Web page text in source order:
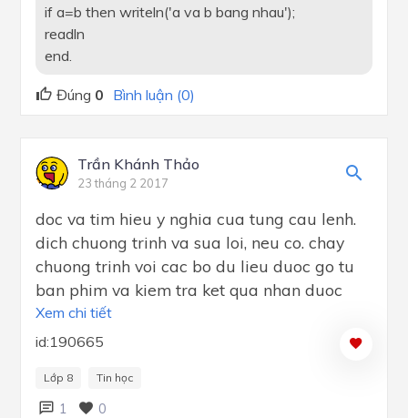
if a=b then writeln('a va b bang nhau');
readln
end.
Đúng 0 Bình luận (0)
Trần Khánh Thảo
23 tháng 2 2017
doc va tim hieu y nghia cua tung cau lenh.
dich chuong trinh va sua loi, neu co. chay
chuong trinh voi cac bo du lieu duoc go tu
ban phim va kiem tra ket qua nhan duoc
Xem chi tiết
id:190665
Lớp 8 Tin học
1 0